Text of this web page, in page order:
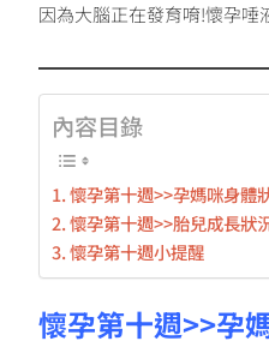
因為大腦正在發育唷!懷孕唾
內容目錄
懷孕第十週>>孕媽咪身體
懷孕第十週>>胎兒成長狀
懷孕第十週小提醒
懷孕第十週>>孕